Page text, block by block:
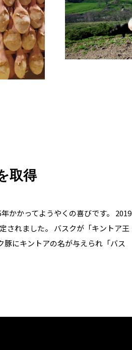
取得
かかってようやくの喜びです。 2019
されました。 バスクが「キントア王
にキントアの名が与えられ「バス